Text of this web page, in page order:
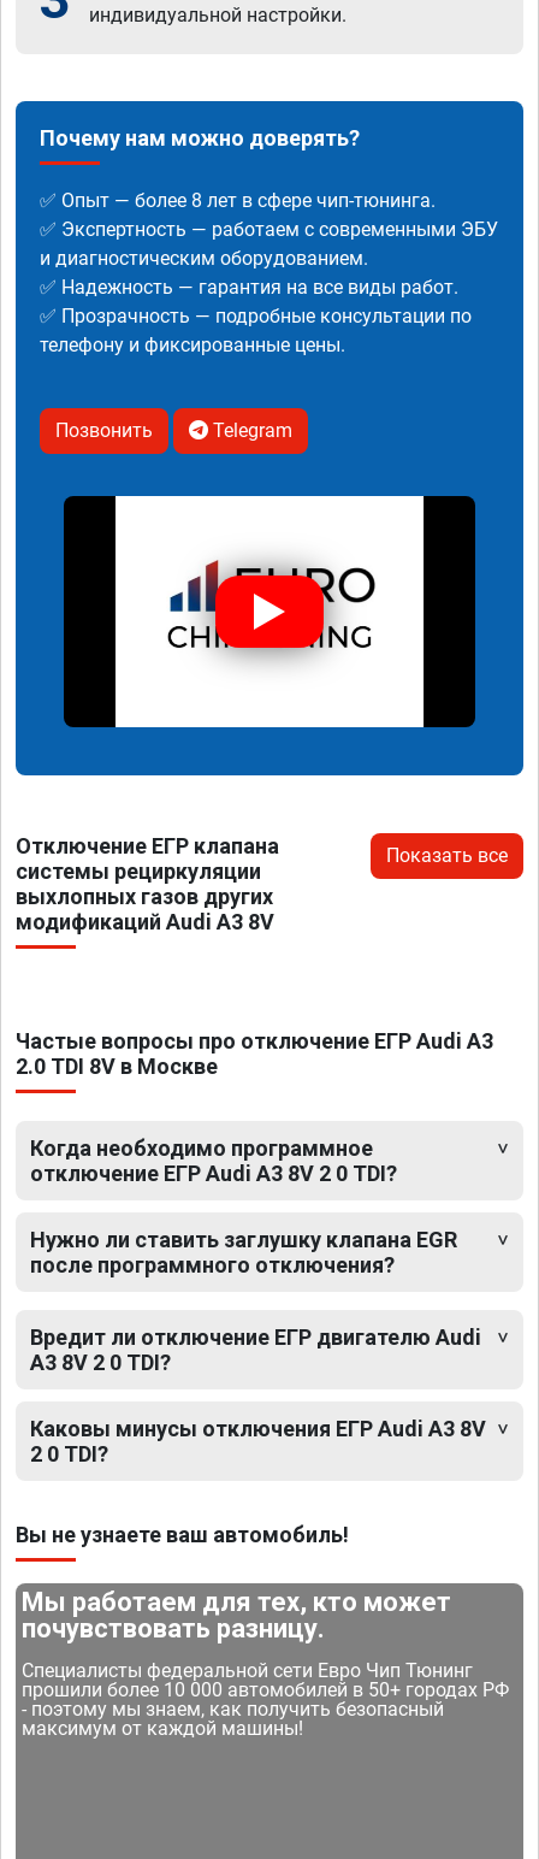
индивидуальной настройки.
Почему нам можно доверять?
✅ Опыт — более 8 лет в сфере чип-тюнинга.
✅ Экспертность — работаем с современными ЭБУ
и диагностическим оборудованием.
✅ Надежность — гарантия на все виды работ.
✅ Прозрачность — подробные консультации по
телефону и фиксированные цены.
Позвонить Telegram
Отключение ЕГР клапана
системы рециркуляции
выхлопных газов других
модификаций Audi A3 8V
Показать все
Частые вопросы про отключение ЕГР Audi A3
2.0 TDI 8V в Москве
Когда необходимо программное
отключение ЕГР Audi A3 8V 2 0 TDI?
Нужно ли ставить заглушку клапана EGR
после программного отключения?
Вредит ли отключение ЕГР двигателю Audi
A3 8V 2 0 TDI?
Каковы минусы отключения ЕГР Audi A3 8V
2 0 TDI?
Вы не узнаете ваш автомобиль!
Мы работаем для тех, кто может
почувствовать разницу.
Специалисты федеральной сети Евро Чип Тюнинг
прошили более 10 000 автомобилей в 50+ городах РФ
- поэтому мы знаем, как получить безопасный
максимум от каждой машины!